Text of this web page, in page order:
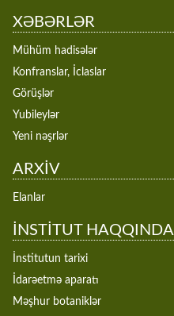
XƏBƏRLƏR
Mühüm hadisələr
Konfranslar, İclaslar
Görüşlər
Yubileylər
Yeni nəşrlər
ARXİV
Elanlar
İNSTİTUT HAQQINDA
İnstitutun tarixi
İdarəetmə aparatı
Məşhur botaniklər